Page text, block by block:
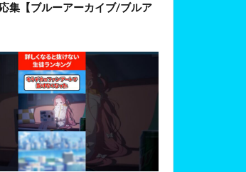
集【ブルーアーカイブ/ブルア